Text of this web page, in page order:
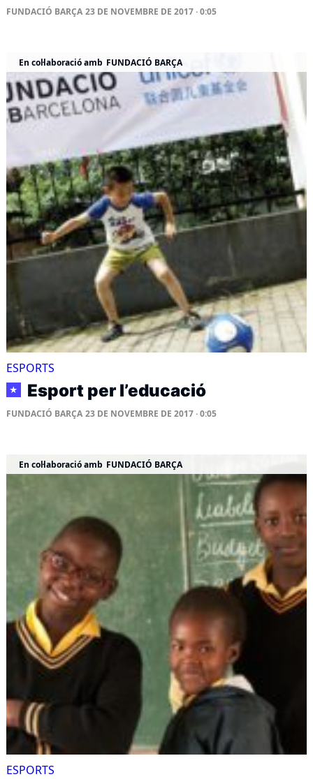
FUNDACIÓ BARÇA 23 DE NOVEMBRE DE 2017 · 0:05
En col·laboració amb FUNDACIÓ BARÇA
ESPORTS
★ Esport per l’educació
FUNDACIÓ BARÇA 23 DE NOVEMBRE DE 2017 · 0:05
En col·laboració amb FUNDACIÓ BARÇA
ESPORTS